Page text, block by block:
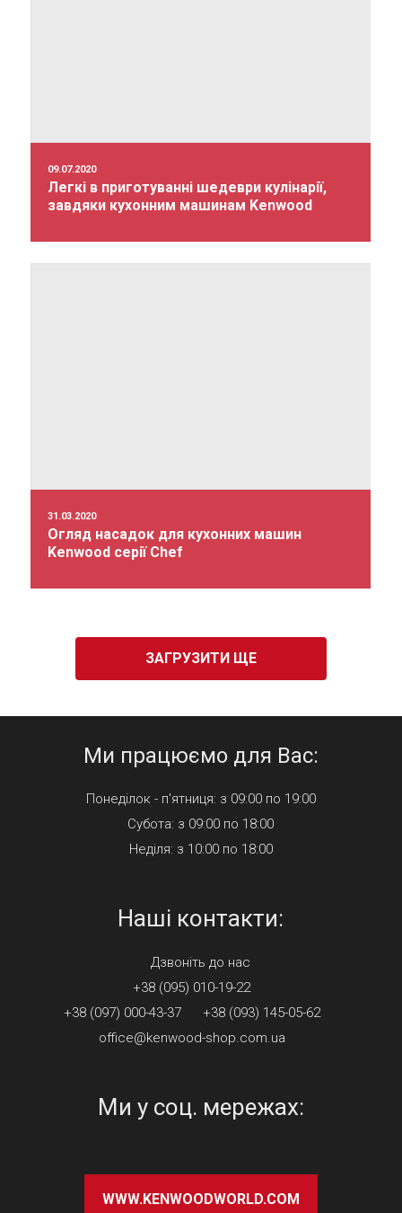
09.07.2020
Легкі в приготуванні шедеври кулінарії,
завдяки кухонним машинам Kenwood
31.03.2020
Огляд насадок для кухонних машин
Kenwood серії Chef
ЗАГРУЗИТИ ЩЕ
Ми працюємо для Вас:
Понеділок - п'ятниця: з 09:00 по 19:00
Субота: з 09:00 по 18:00
Неділя: з 10:00 по 18:00
Наші контакти:
Дзвонiть до нас
+38 (095) 010-19-22
+38 (097) 000-43-37
+38 (093) 145-05-62
office@kenwood-shop.com.ua
Ми у соц. мережах:
WWW.KENWOODWORLD.COM